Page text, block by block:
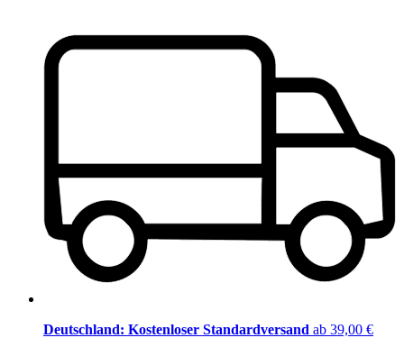
Deutschland: Kostenloser Standardversand ab 39,00 €